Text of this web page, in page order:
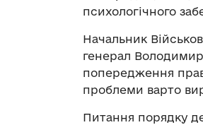
психологічного
Начальник
генерал
попередження
проблеми варто
Питання порядку